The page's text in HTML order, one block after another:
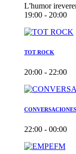
L'humor
19:00 - 20:00
TOT ROCK
20:00 - 22:00
22:00 - 00:00